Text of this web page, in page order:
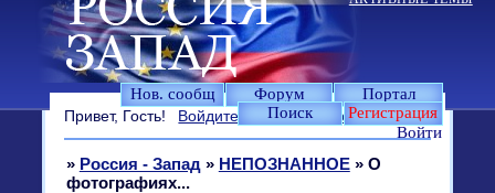
Нов. сообщ Форум
Портал
Поиск
Регистрация
Войти
Привет, Гость! Войдите илизарегистрируйтесь.
» Россия - Запад » НЕПОЗНАННОЕ » О
фотографиях...